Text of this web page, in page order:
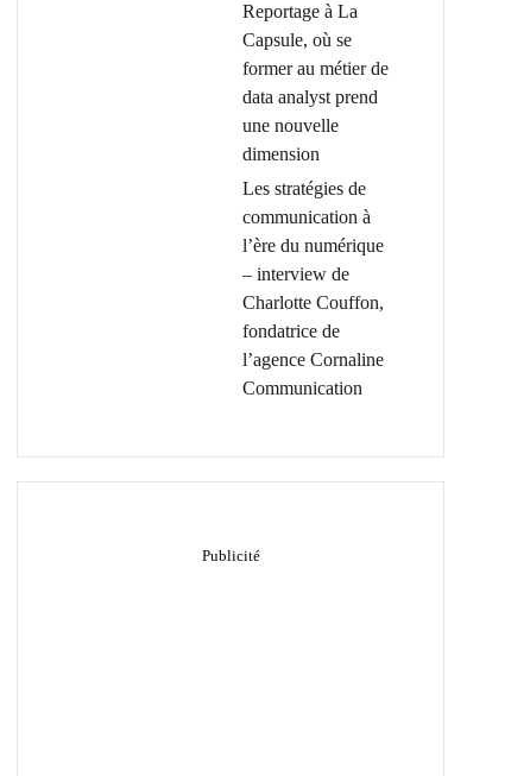
Reportage à La
Capsule, où se
former au métier de
data analyst prend
une nouvelle
dimension
Les stratégies de
communication à
l’ère du numérique
– interview de
Charlotte Couffon,
fondatrice de
l’agence Cornaline
Communication